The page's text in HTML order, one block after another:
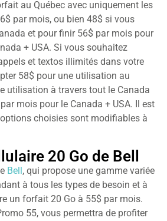
au Québec avec uniquement les
par mois, ou bien 48$ si vous
et pour finir 56$ par mois pour
+ USA. Si vous souhaitez
et textos illimités dans votre
58$ pour une utilisation au
utilisation à travers tout le Canada
mois pour le Canada + USA. Il est
choisies sont modifiables à
20 Go de Bell
Bell, qui propose une gamme variée
à tous les types de besoin et à
un forfait 20 Go à 55$ par mois.
55, vous permettra de profiter